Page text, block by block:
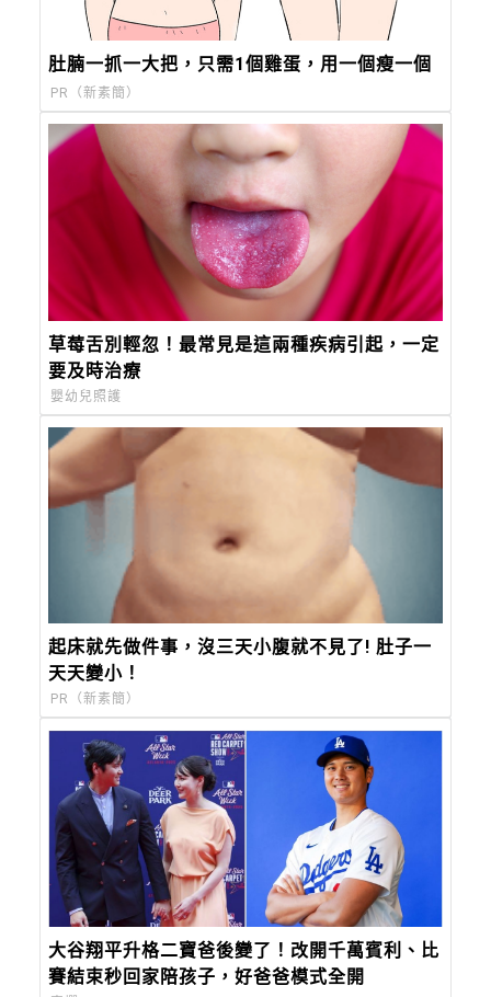
肚腩一抓一大把，只需1個雞蛋，用一個瘦一個
PR（新素簡）
草莓舌別輕忽！最常見是這兩種疾病引起，一定
要及時治療
嬰幼兒照護
起床就先做件事，沒三天小腹就不見了! 肚子一
天天變小！
PR（新素簡）
大谷翔平升格二寶爸後變了！改開千萬賓利、比
賽結束秒回家陪孩子，好爸爸模式全開